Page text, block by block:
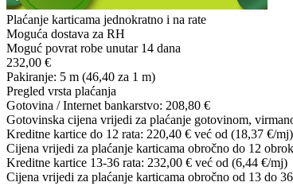
Plaćanje karticama jednokratno i na rate
Moguća dostava za RH
Moguć povrat robe unutar 14 dana
232,00 €
Pakiranje: 5 m (46,40 za 1 m)
Pregled vrsta plaćanja
Gotovina / Internet bankarstvo: 208,80 €
Gotovinska cijena vrijedi za plaćanje gotovinom,
Kreditne kartice do 12 rata: 220,40 € već od (18,37 €/mj)
Cijena vrijedi za plaćanje karticama obročno do 12
Kreditne kartice 13-36 rata: 232,00 € već od (6,44 €/mj)
Cijena vrijedi za plaćanje karticama obročno od 13 do